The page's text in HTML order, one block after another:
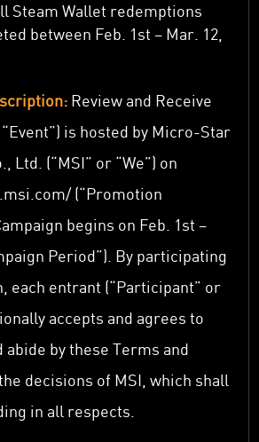
Steam Wallet redemptions
between Feb. 1st – Mar. 12,
Review and Receive
is hosted by Micro-Star
Ltd. (“MSI” or “We”) on
(“Promotion
begins on Feb. 1st –
Period”). By participating
each entrant (“Participant” or
accepts and agrees to
abide by these Terms and
decisions of MSI, which shall
in all respects.